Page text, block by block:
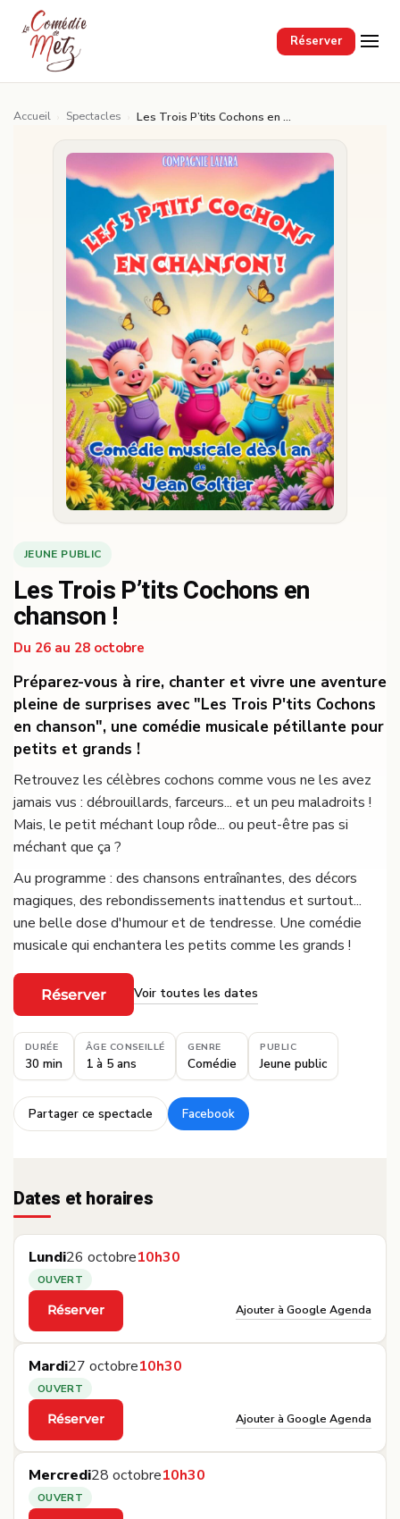
Réserver
Passer au contenu principal
Accueil Spectacles Les Trois P’tits Cochons en chanson !
JEUNE PUBLIC
Les Trois P’tits Cochons en
chanson !
Du 26 au 28 octobre
Préparez-vous à rire, chanter et vivre une aventure
pleine de surprises avec "Les Trois P'tits Cochons
en chanson", une comédie musicale pétillante pour
petits et grands !
Retrouvez les célèbres cochons comme vous ne les avez
jamais vus : débrouillards, farceurs... et un peu maladroits !
Mais, le petit méchant loup rôde... ou peut-être pas si
méchant que ça ?
Au programme : des chansons entraînantes, des décors
magiques, des rebondissements inattendus et surtout...
une belle dose d'humour et de tendresse. Une comédie
musicale qui enchantera les petits comme les grands !
Réserver
·
Voir toutes les dates
DURÉE
30 min
ÂGE CONSEILLÉ
1 à 5 ans
GENRE
Comédie
PUBLIC
Jeune public
Partager ce spectacle
·
Facebook
Dates et horaires
Lundi26 octobre10h30
OUVERT
Réserver
·
Ajouter à Google Agenda
Mardi27 octobre10h30
OUVERT
Réserver
·
Ajouter à Google Agenda
Mercredi28 octobre10h30
OUVERT